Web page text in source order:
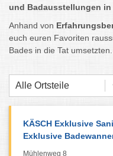
und Badausstellungen
Anhand von
euch euren Favoriten
Bades in die Tat umsetzten.
Alle Ortsteile
KÄSCH Exklusive
Exklusive
Mühlenweg 8